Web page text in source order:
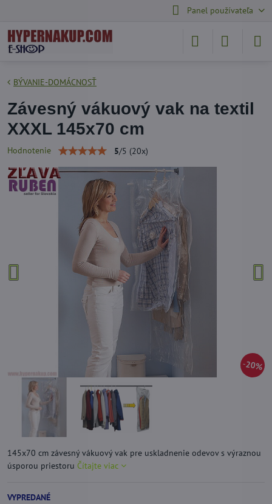
Panel používateľa
20%
BÝVANIE-DOMÁCNOSŤ
Závesný vákuový vak na textil
XXXL 145x70 cm
Hodnotenie 5/5 (20x)
145x70 cm závesný vákuový vak pre uskladnenie odevov s výraznou
úsporou priestoru Čítajte viac
VYPREDANÉ